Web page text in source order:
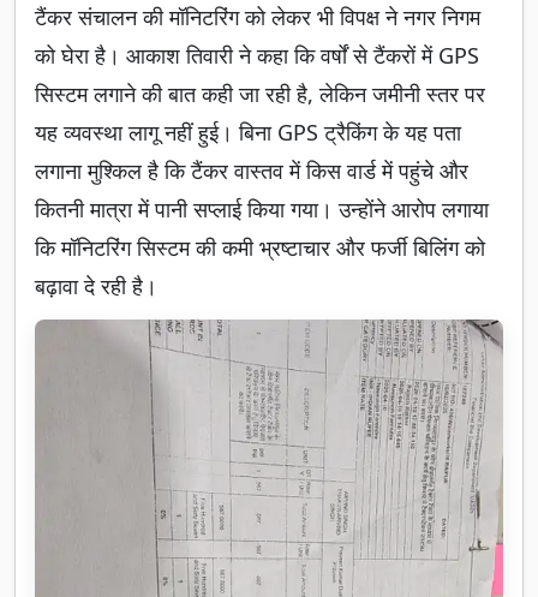
टैंकर संचालन की मॉनिटरिंग को लेकर भी विपक्ष ने नगर निगम
को घेरा है। आकाश तिवारी ने कहा कि वर्षों से टैंकरों में GPS
सिस्टम लगाने की बात कही जा रही है, लेकिन जमीनी स्तर पर
यह व्यवस्था लागू नहीं हुई। बिना GPS ट्रैकिंग के यह पता
लगाना मुश्किल है कि टैंकर वास्तव में किस वार्ड में पहुंचे और
कितनी मात्रा में पानी सप्लाई किया गया। उन्होंने आरोप लगाया
कि मॉनिटरिंग सिस्टम की कमी भ्रष्टाचार और फर्जी बिलिंग को
बढ़ावा दे रही है।